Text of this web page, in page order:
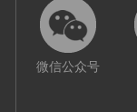
微信公众号